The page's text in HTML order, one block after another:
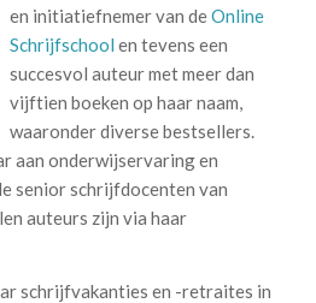
en initiatiefnemer van deOnline
Schrijfschool en tevens een
succesvol auteur met meer dan
vijftien boeken op haar naam,
waaronder diverse bestsellers.
aan onderwijservaring en
senior schrijfdocenten van
auteurs zijn via haar
schrijfvakanties en -retraites in